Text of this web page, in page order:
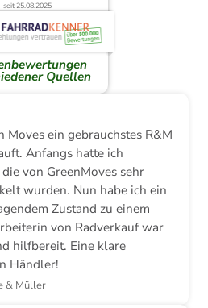
seit 25.08.2025
Quellen
Moves ein gebrauchstes R&M
Anfangs hatte ich
von GreenMoves sehr
wurden. Nun habe ich ein
Zustand zu einem
von Radverkauf war
hilfbereit. Eine klare
Händler!
& Müller